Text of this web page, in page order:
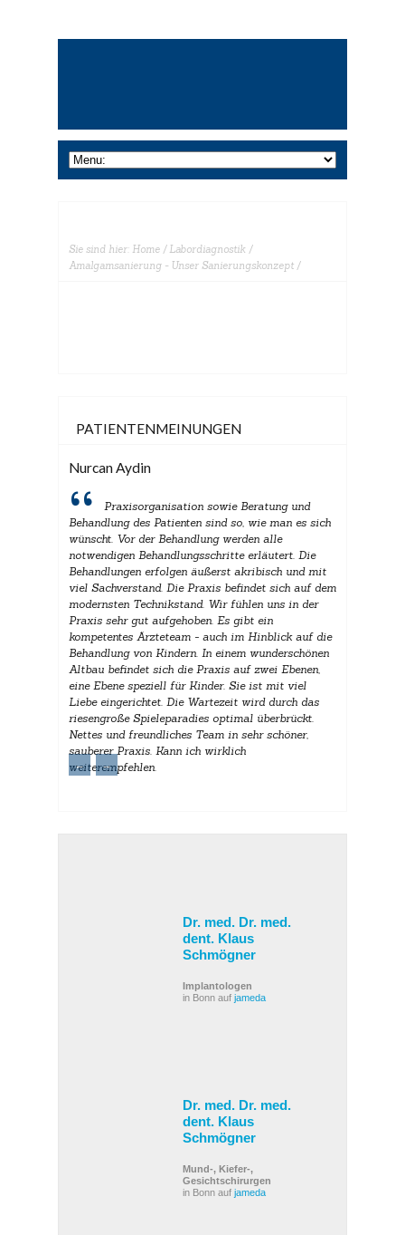
Sie sind hier: Home / Labordiagnostik /
Amalgamsanierung - Unser Sanierungskonzept /
PATIENTENMEINUNGEN
Nurcan Aydin
Praxisorganisation sowie Beratung und
Behandlung des Patienten sind so, wie man es sich
wünscht. Vor der Behandlung werden alle
notwendigen Behandlungsschritte erläutert. Die
Behandlungen erfolgen äußerst akribisch und mit
viel Sachverstand. Die Praxis befindet sich auf dem
modernsten Technikstand. Wir fühlen uns in der
Praxis sehr gut aufgehoben. Es gibt ein
kompetentes Ärzteteam - auch im Hinblick auf die
Behandlung von Kindern. In einem wunderschönen
Altbau befindet sich die Praxis auf zwei Ebenen,
eine Ebene speziell für Kinder. Sie ist mit viel
Liebe eingerichtet. Die Wartezeit wird durch das
riesengroße Spieleparadies optimal überbrückt.
Nettes und freundliches Team in sehr schöner,
sauberer Praxis. Kann ich wirklich
weiterempfehlen.
← →
Dr. med. Dr. med.
dent. Klaus
Schmögner
Implantologen
in Bonn auf jameda
Dr. med. Dr. med.
dent. Klaus
Schmögner
Mund-, Kiefer-,
Gesichtschirurgen
in Bonn auf jameda